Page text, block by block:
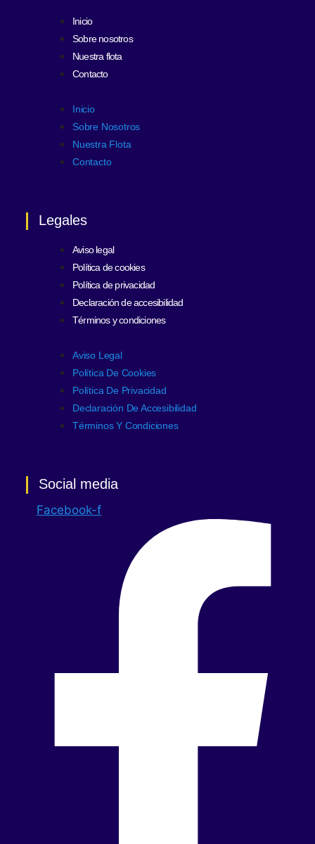
Inicio
Sobre nosotros
Nuestra flota
Contacto
Inicio
Sobre Nosotros
Nuestra Flota
Contacto
Legales
Aviso legal
Política de cookies
Política de privacidad
Declaración de accesibilidad
Términos y condiciones
Aviso Legal
Política De Cookies
Política De Privacidad
Declaración De Accesibilidad
Términos Y Condiciones
Social media
Facebook-f